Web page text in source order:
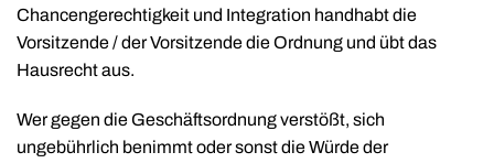
Chancengerechtigkeit und Integration handhabt die
Vorsitzende / der Vorsitzende die Ordnung und übt das
Hausrecht aus.
Wer gegen die Geschäftsordnung verstößt, sich
ungebührlich benimmt oder sonst die Würde der